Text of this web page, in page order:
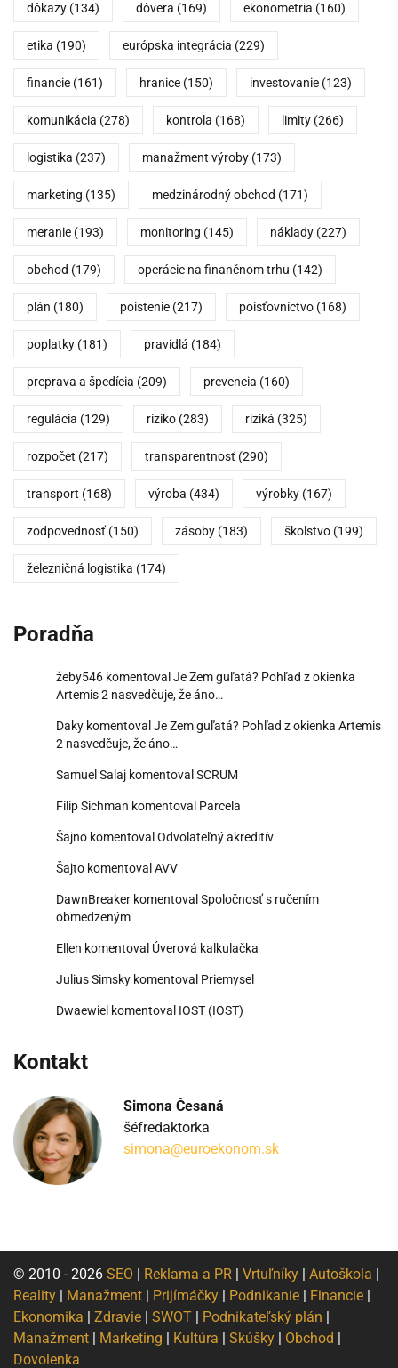
dôkazy (134) dôvera (169) ekonometria (160)
etika (190) európska integrácia (229)
financie (161) hranice (150) investovanie (123)
komunikácia (278) kontrola (168) limity (266)
logistika (237) manažment výroby (173)
marketing (135) medzinárodný obchod (171)
meranie (193) monitoring (145) náklady (227)
obchod (179) operácie na finančnom trhu (142)
plán (180) poistenie (217) poisťovníctvo (168)
poplatky (181) pravidlá (184)
preprava a špedícia (209) prevencia (160)
regulácia (129) riziko (283) riziká (325)
rozpočet (217) transparentnosť (290)
transport (168) výroba (434) výrobky (167)
zodpovednosť (150) zásoby (183) školstvo (199)
železničná logistika (174)
Poradňa
žeby546 komentoval Je Zem guľatá? Pohľad z okienka
Artemis 2 nasvedčuje, že áno…
Daky komentoval Je Zem guľatá? Pohľad z okienka Artemis
2 nasvedčuje, že áno…
Samuel Salaj komentoval SCRUM
Filip Sichman komentoval Parcela
Šajno komentoval Odvolateľný akreditív
Šajto komentoval AVV
DawnBreaker komentoval Spoločnosť s ručením
obmedzeným
Ellen komentoval Úverová kalkulačka
Julius Simsky komentoval Priemysel
Dwaewiel komentoval IOST (IOST)
Kontakt
Simona Česaná
šéfredaktorka
simona@euroekonom.sk
© 2010 - 2026 SEO | Reklama a PR | Vrtuľníky | Autoškola |
Reality | Manažment | Prijímáčky | Podnikanie | Financie |
Ekonomika | Zdravie | SWOT | Podnikateľský plán |
Manažment | Marketing | Kultúra | Skúšky | Obchod |
Dovolenka